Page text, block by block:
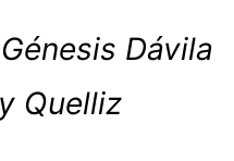
Dávila
Quelliz